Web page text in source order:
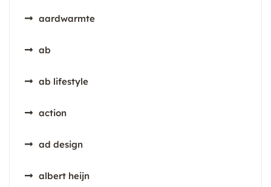
aardwarmte
ab
ab lifestyle
action
ad design
albert heijn